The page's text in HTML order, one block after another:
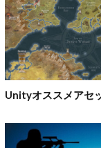
Unityオススメアセ